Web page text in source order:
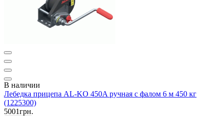
В наличии
Лебедка прицепа AL-KO 450A ручная с фалом 6 м 450 кг
(1225300)
5001грн.